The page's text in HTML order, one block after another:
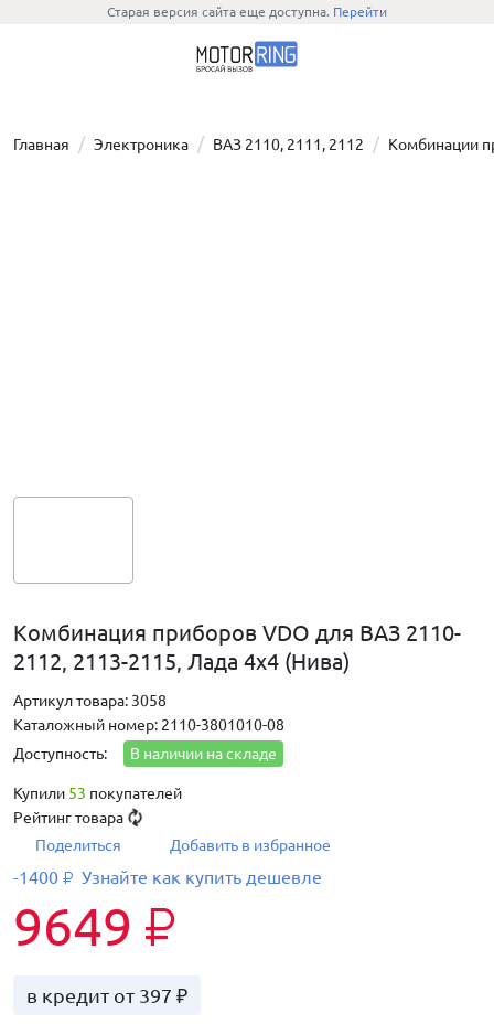
Старая версия сайта еще доступна. Перейти
Главная Электроника ВАЗ 2110, 2111, 2112 Комбинации
Комбинация приборов VDO для ВАЗ 2110-
2112, 2113-2115, Лада 4х4 (Нива)
Артикул товара: 3058
Каталожный номер: 2110-3801010-08
Доступность:
В наличии на складе
Купили 53 покупателей
Рейтинг товара
Поделиться
Добавить в избранное
-1400 ₽ Узнайте как купить дешевле
9649 ₽
в кредит от 397 ₽